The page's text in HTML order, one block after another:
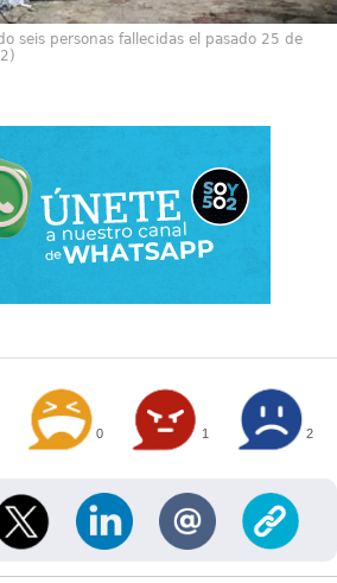
seis personas fallecidas el pasado 25 de
0 1 2